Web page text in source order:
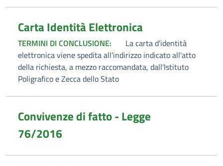
Carta Identità Elettronica
TERMINI DI CONCLUSIONE:
La carta d'identità
elettronica viene spedita all'indirizzo indicato all'atto
della richiesta, a mezzo raccomandata, dall'Istituto
Poligrafico e Zecca dello Stato
Convivenze di fatto - Legge
76/2016